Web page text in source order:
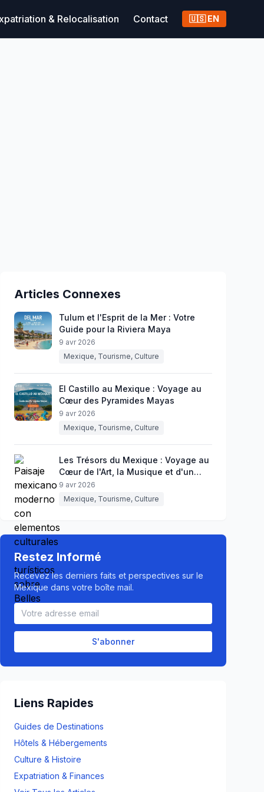
& Relocalisation Contact 🇺🇸 EN
Articles Connexes
Tulum et l'Esprit de la Mer : Votre
Guide pour la Riviera Maya
9 avr 2026
Mexique, Tourisme, Culture
El Castillo au Mexique : Voyage au
Cœur des Pyramides Mayas
9 avr 2026
Mexique, Tourisme, Culture
Les Trésors du Mexique : Voyage au
Cœur de l'Art, la Musique et d'un
certain Art de Vivre
9 avr 2026
Mexique, Tourisme, Culture
Restez Informé
Recevez les derniers faits et perspectives sur le
Mexique dans votre boîte mail.
S'abonner
Liens Rapides
Guides de Destinations
Hôtels & Hébergements
Culture & Histoire
Expatriation & Finances